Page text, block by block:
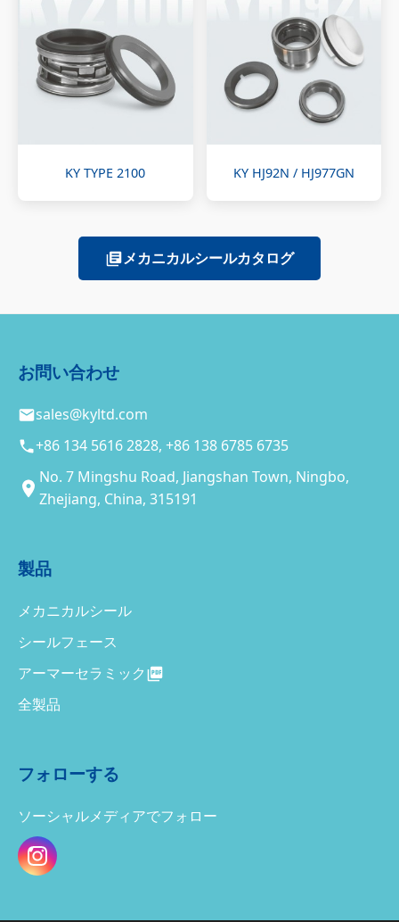
KY TYPE 2100 KY HJ92N / HJ977GN
メカニカルシールカタログ
お問い合わせ
sales@kyltd.com
+86 134 5616 2828, +86 138 6785 6735
No. 7 Mingshu Road, Jiangshan Town, Ningbo,
Zhejiang, China, 315191
製品
メカニカルシール
シールフェース
アーマーセラミック
全製品
フォローする
ソーシャルメディアでフォロー